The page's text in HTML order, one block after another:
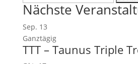
nach:
Nächste
Sep. 13
Ganztägig
TTT – Taunus Triple